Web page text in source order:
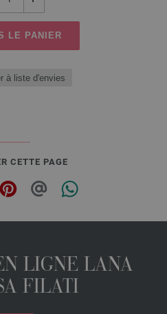
LE PANIER
à liste d'envies
CETTE PAGE
LIGNE LANA
FILATI